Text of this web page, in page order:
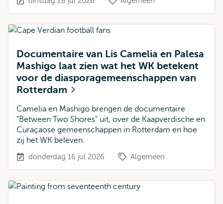
Documentaire van Lis Camelia en Palesa
Mashigo laat zien wat het WK betekent
voor de diasporagemeenschappen van
Rotterdam
Camelia en Mashigo brengen de documentaire
"Between Two Shores" uit, over de Kaapverdische en
Curaçaose gemeenschappen in Rotterdam en hoe
zij het WK beleven.
donderdag 16 jul 2026 Algemeen